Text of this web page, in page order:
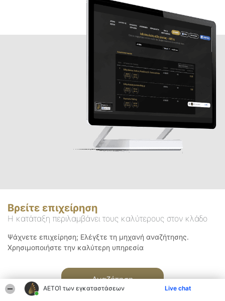
ΑΕΤΟΊ των εγκαταστάσεων Live chat
Βρείτε επιχείρηση
Η κατάταξη περιλαμβάνει τους καλύτερους στον κλάδο
Ψάχνετε επιχείρηση; Ελέγξτε τη μηχανή αναζήτησης.
Χρησιμοποιήστε την καλύτερη υπηρεσία
Αναζήτηση